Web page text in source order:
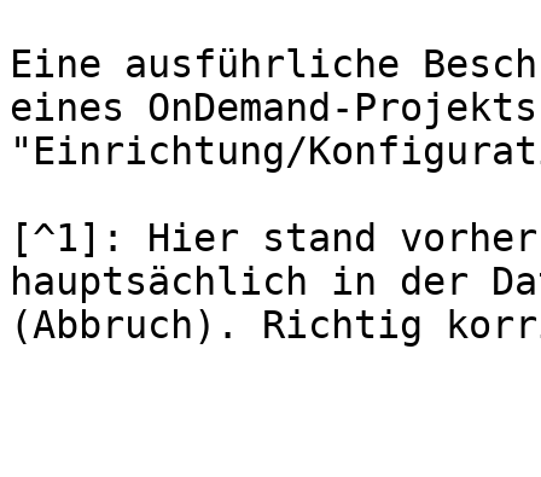
Eine ausführliche
eines OnDemand-
"Einrichtung/
[^1]: Hier stand
hauptsächlich in der